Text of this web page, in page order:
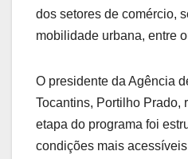
dos setores de comércio,
mobilidade urbana, entre
O presidente da Agência
Tocantins, Portilho Prado,
etapa do programa foi
condições mais